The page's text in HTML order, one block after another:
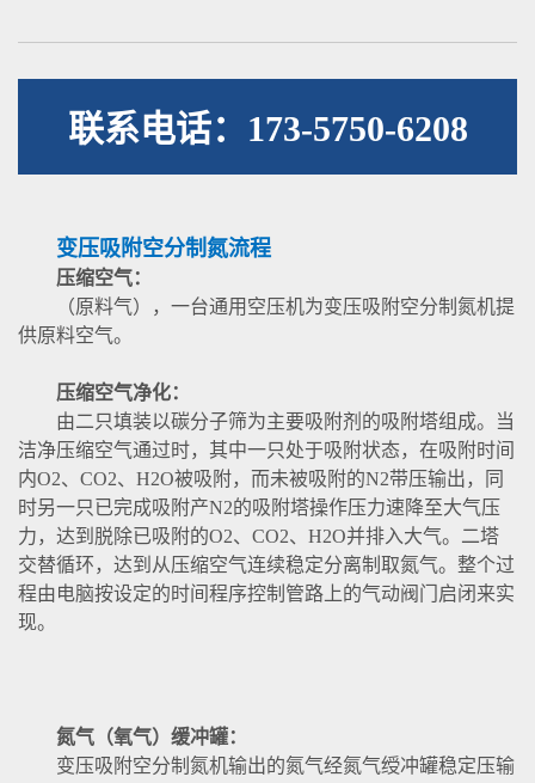
联系电话：173-5750-6208
变压吸附空分制氮流程
压缩空气：
（原料气），一台通用空压机为变压吸附空分制氮机提
供原料空气。
压缩空气净化：
由二只填装以碳分子筛为主要吸附剂的吸附塔组成。当
洁净压缩空气通过时，其中一只处于吸附状态，在吸附时间
内O2、CO2、H2O被吸附，而未被吸附的N2带压输出，同
时另一只已完成吸附产N2的吸附塔操作压力速降至大气压
力，达到脱除已吸附的O2、CO2、H2O并排入大气。二塔
交替循环，达到从压缩空气连续稳定分离制取氮气。整个过
程由电脑按设定的时间程序控制管路上的气动阀门启闭来实
现。
氮气（氧气）缓冲罐：
变压吸附空分制氮机输出的氮气经氮气绶冲罐稳定压输